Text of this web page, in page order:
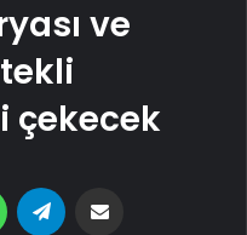
ve
çekecek
WhatsApp